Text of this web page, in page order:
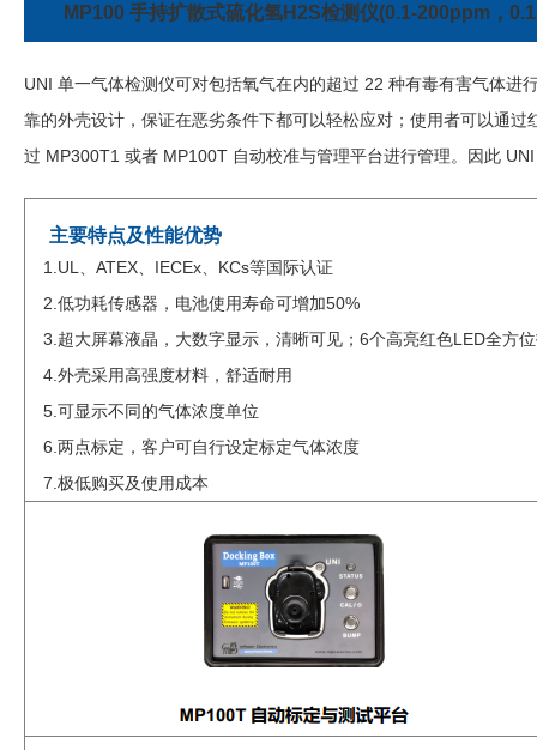
MP100 手持扩散式硫化氢H2S检测仪(0.1-200ppm，
UNI 单一气体检测仪可对包括氧气在内的超过 22 种有毒有害气体进
靠的外壳设计，保证在恶劣条件下都可以轻松应对；使用者可以通
过 MP300T1 或者 MP100T 自动校准与管理平台进行管理。因此
主要特点及性能优势
1.UL、ATEX、IECEx、KCs等国际认证
2.低功耗传感器，电池使用寿命可增加50%
3.超大屏幕液晶，大数字显示，清晰可见；6个高亮红色LED全方
4.外壳采用高强度材料，舒适耐用
5.可显示不同的气体浓度单位
6.两点标定，客户可自行设定标定气体浓度
7.极低购买及使用成本